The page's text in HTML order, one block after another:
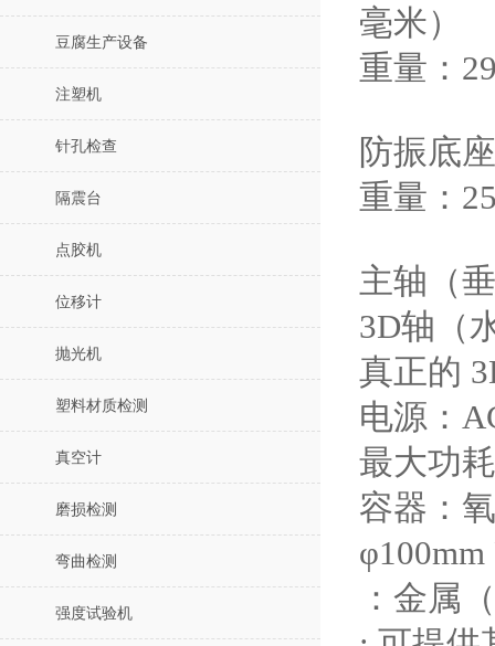
豆腐生产设备
注塑机
针孔检查
隔震台
点胶机
位移计
抛光机
塑料材质检测
真空计
磨损检测
弯曲检测
强度试验机
毫米）
重量：
防振底
重量：
主轴（
3D轴（
真正的
电源：
最大功
容器：
：金属